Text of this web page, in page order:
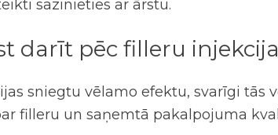
sazinieties ar ārstu.
darīt pēc filleru
sniegtu vēlamo efektu, svarīgi tās
filleru un saņemtā pakalpojuma